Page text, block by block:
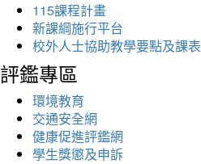
115課程計畫
新課綱施行平台
校外人士協助教學要點及課表
評鑑專區
環境教育
交通安全網
健康促進評鑑網
學生獎懲及申訴